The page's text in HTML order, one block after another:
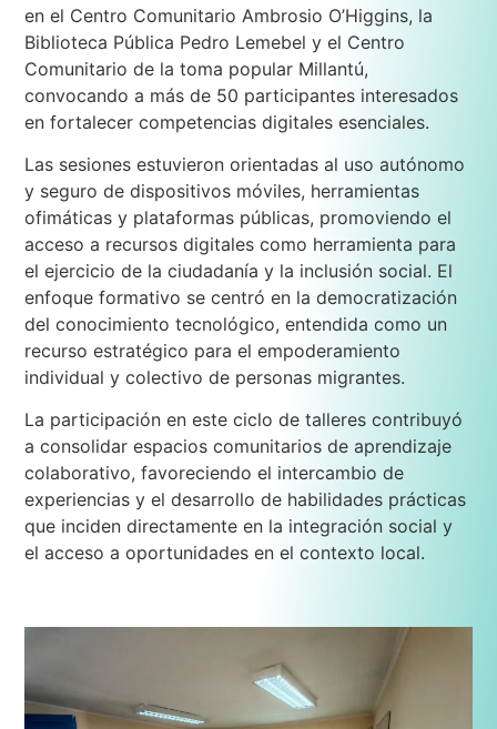
en el Centro Comunitario Ambrosio O’Higgins, la
Biblioteca Pública Pedro Lemebel y el Centro
Comunitario de la toma popular Millantú,
convocando a más de 50 participantes interesados
en fortalecer competencias digitales esenciales.
Las sesiones estuvieron orientadas al uso autónomo
y seguro de dispositivos móviles, herramientas
ofimáticas y plataformas públicas, promoviendo el
acceso a recursos digitales como herramienta para
el ejercicio de la ciudadanía y la inclusión social. El
enfoque formativo se centró en la democratización
del conocimiento tecnológico, entendida como un
recurso estratégico para el empoderamiento
individual y colectivo de personas migrantes.
La participación en este ciclo de talleres contribuyó
a consolidar espacios comunitarios de aprendizaje
colaborativo, favoreciendo el intercambio de
experiencias y el desarrollo de habilidades prácticas
que inciden directamente en la integración social y
el acceso a oportunidades en el contexto local.